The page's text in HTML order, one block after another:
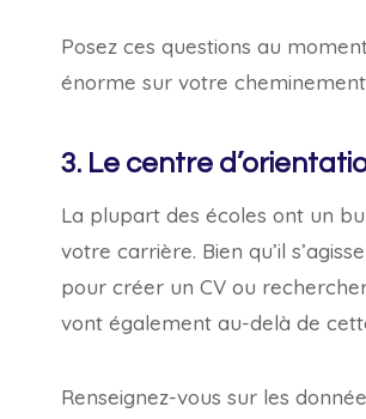
Posez ces questions au
énorme sur votre
3. Le centre
La plupart des écoles ont un
votre carrière. Bien qu’il
pour créer un CV ou
vont également au-delà de
Renseignez-vous sur les